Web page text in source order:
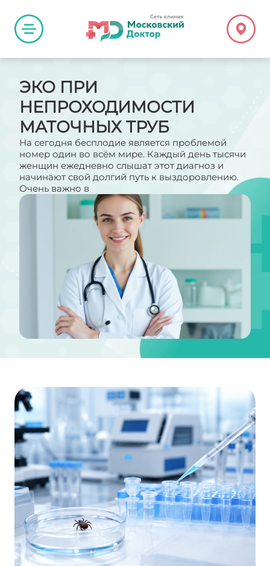
ЭКО ПРИ
НЕПРОХОДИМОСТИ
МАТОЧНЫХ ТРУБ
На сегодня бесплодие является проблемой
номер один во всём мире. Каждый день тысячи
женщин ежедневно слышат этот диагноз и
начинают свой долгий путь к выздоровлению.
Очень важно в